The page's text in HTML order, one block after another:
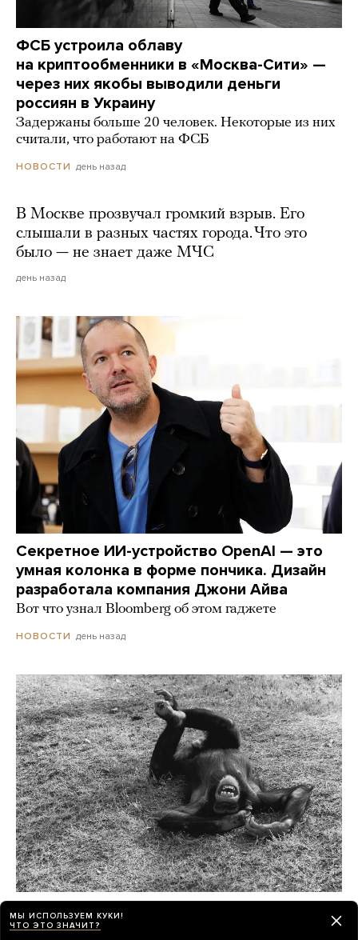
ФСБ устроила облаву
на криптообменники в «Москва-Сити» —
через них якобы выводили деньги
россиян в Украину
Задержаны больше 20 человек. Некоторые из них
считали, что работают на ФСБ
НОВОСТИ день назад
В Москве прозвучал громкий взрыв. Его
слышали в разных частях города. Что это
было — не знает даже МЧС
день назад
Секретное ИИ-устройство OpenAI — это
умная колонка в форме пончика. Дизайн
разработала компания Джони Айва
Вот что узнал Bloomberg об этом гаджете
НОВОСТИ день назад
Шимпанзе и гориллы умеют смеяться как
люди, а крысы — хихикать
МЫ ИСПОЛЬЗУЕМ КУКИ!
ЧТО ЭТО ЗНАЧИТ?